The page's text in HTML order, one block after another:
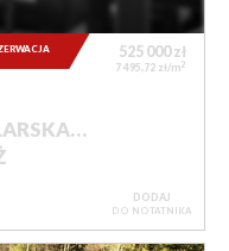
525 000zł
7 495,72 zł/m2
DODAJ
DO NOTATNIKA